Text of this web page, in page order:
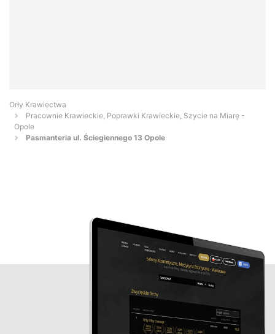
Orły Krawiectwa
Pracownie Krawieckie, Poprawki Krawieckie, Szycie na Miarę -
Opole
Pasmanteria ul. Ściegiennego 13 Opole